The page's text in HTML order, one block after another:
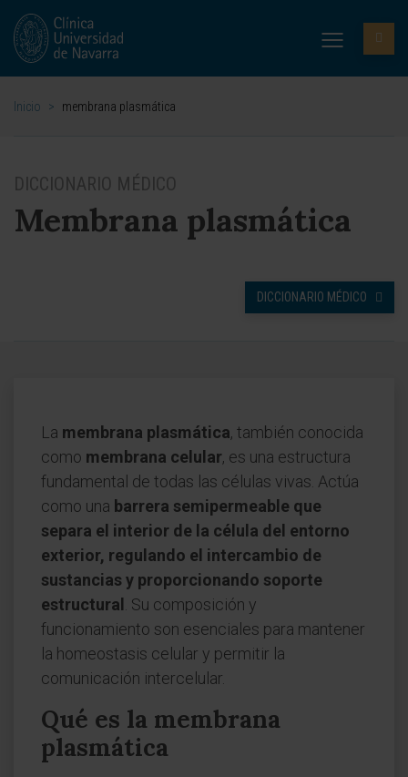
Inicio > membrana plasmática
DICCIONARIO MÉDICO
Membrana plasmática
DICCIONARIO MÉDICO
La membrana plasmática, también conocida
como membrana celular, es una estructura
fundamental de todas las células vivas. Actúa
como una barrera semipermeable que
separa el interior de la célula del entorno
exterior, regulando el intercambio de
sustancias y proporcionando soporte
estructural
. Su composición y
funcionamiento son esenciales para mantener
la homeostasis celular y permitir la
comunicación intercelular.
Qué es la membrana
plasmática